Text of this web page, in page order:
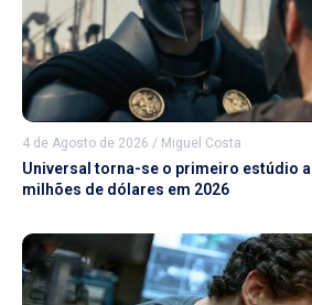
4 de Agosto de 2026 / Miguel Costa
Universal torna-se o primeiro estúdio
milhões de dólares em 2026